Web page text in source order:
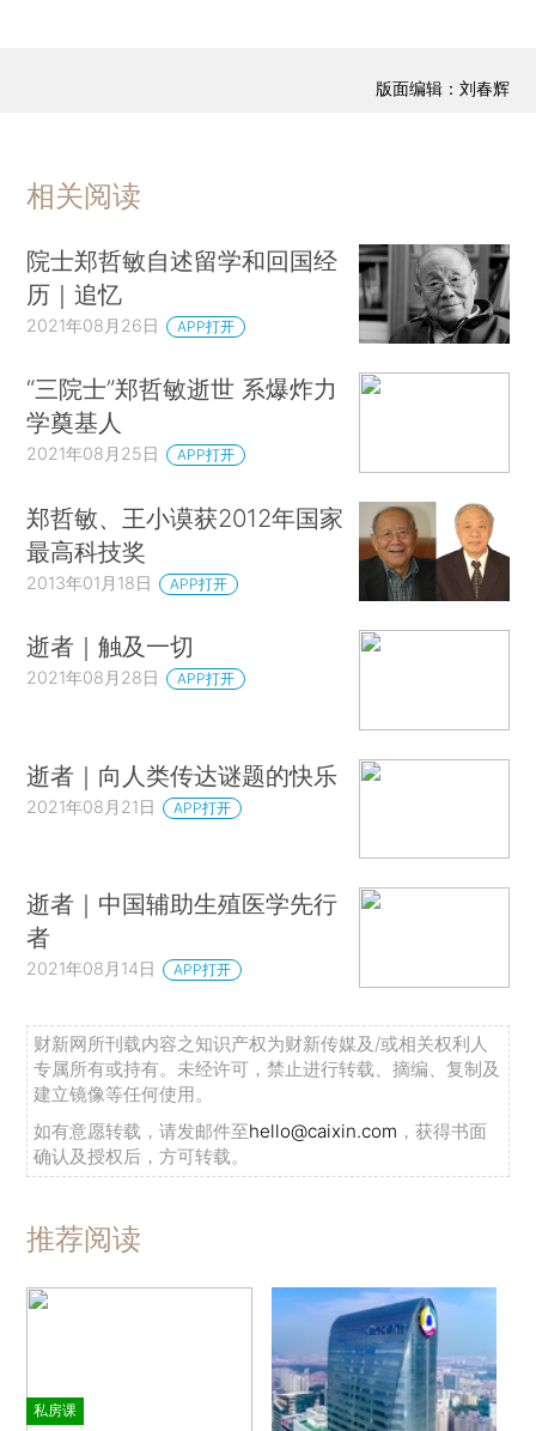
版面编辑：刘春辉
相关阅读
院士郑哲敏自述留学和回国经
历｜追忆
2021年08月26日 APP打开
“三院士”郑哲敏逝世 系爆炸力
学奠基人
2021年08月25日 APP打开
郑哲敏、王小谟获2012年国家
最高科技奖
2013年01月18日 APP打开
逝者｜触及一切
2021年08月28日 APP打开
逝者｜向人类传达谜题的快乐
2021年08月21日 APP打开
逝者｜中国辅助生殖医学先行
者
2021年08月14日 APP打开
财新网所刊载内容之知识产权为财新传媒及/或相关权利人
专属所有或持有。未经许可，禁止进行转载、摘编、复制及
建立镜像等任何使用。
如有意愿转载，请发邮件至hello@caixin.com ，获得书面
确认及授权后，方可转载。
推荐阅读
私房课